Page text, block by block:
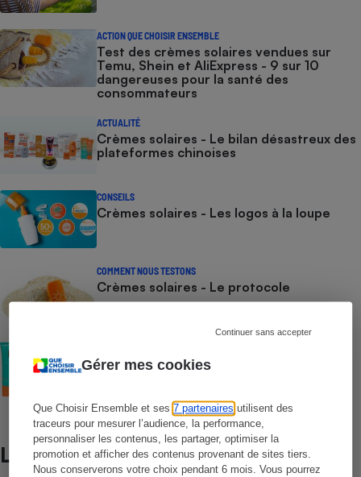
Gérer mes cookies
Que Choisir Ensemble et ses7 partenaires utilisent des
traceurs pour mesurer l’audience, la performance,
personnaliser les contenus, les partager, optimiser la
promotion et afficher des contenus provenant de sites tiers.
Nous conserverons votre choix pendant 6 mois. Vous pourrez
Continuer sans accepter
ACTION QUE CHOISIR ENSEMBLE
Test des crèmes solaires vendues sur
Temu, Shein et AliExpress - 9 sur 10
dangereuses pour la santé des
consommateurs
ACTUALITÉ
Crèmes solaires - Le bilan désastreux des
plateformes chinoises
CONSEILS
Crèmes solaires - Les logos à la loupe
COMMENT NOUS TESTONS
Crèmes solaires - Le protocole
Crèmes solaires visage - Le protocole
Lire aussi